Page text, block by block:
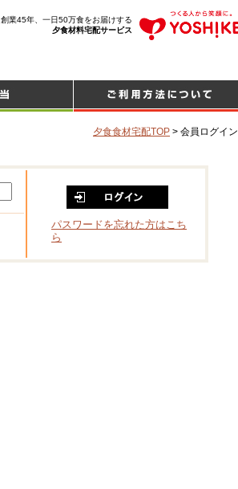
創業45年、一日50万食をお届けする
夕食材料宅配サービス
夕食食材宅配TOP > 会員ログイン
パスワードを忘れた方はこち
ら